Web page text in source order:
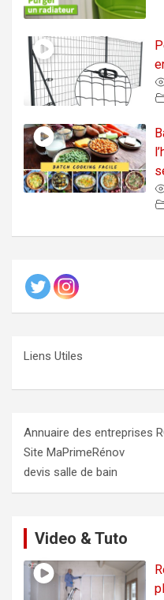
Liens Utiles
Annuaire des entreprises
Site MaPrimeRénov
devis salle de bain
Video & Tuto